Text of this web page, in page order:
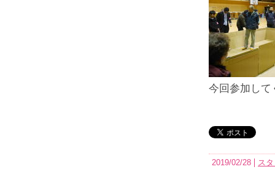
今回参加して
2019/02/28 ス